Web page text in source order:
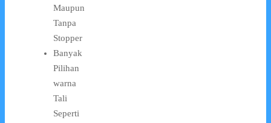
Maupun
Tanpa
Stopper
Banyak
Pilihan
warna
Tali
Seperti